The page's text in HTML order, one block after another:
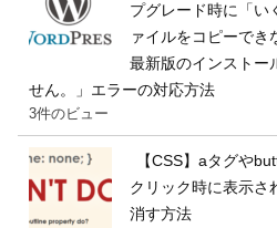
プグレード時に「い
ァイルをコピーでき
最新版のインストー
せん。」エラーの対応方法
3件のビュー
【CSS】aタグや
クリック時に表示さ
消す方法